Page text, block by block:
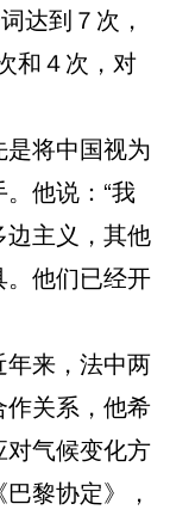
达到７次，
和４次，对
将中国视为
他说：“我
主义，其他
他们已经开
来，法中两
关系，他希
气候变化方
黎协定》，